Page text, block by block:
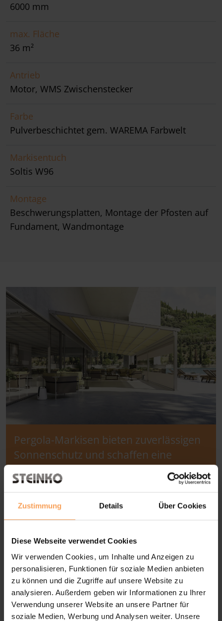
Zustimmung Details Über Cookies
Diese Webseite verwendet Cookies
Wir verwenden Cookies, um Inhalte und Anzeigen zu
personalisieren, Funktionen für soziale Medien anbieten
zu können und die Zugriffe auf unsere Website zu
analysieren. Außerdem geben wir Informationen zu Ihrer
Verwendung unserer Website an unsere Partner für
soziale Medien, Werbung und Analysen weiter. Unsere
6000 mm
max. Fläche
36 m²
Antrieb
Motor, WMS Zwischenstecker
Farbe
Pulverbeschichtet gem. WAREMA Farbwelt
Markisentuch
Soltis W96
Montage
Beschwerungsplatten, Montage der Pfosten auf
Fundament, Wandmontage
Pergola-Markisen bieten zuverlässigen
Sonnenschutz und schaffen eine
entspannte Outdoor-Atmosphäre zum
Genießen.